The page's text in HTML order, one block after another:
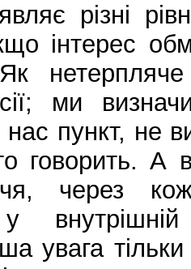
різні
інтерес
ми
пункт, не
говорить. А
через
у
увага